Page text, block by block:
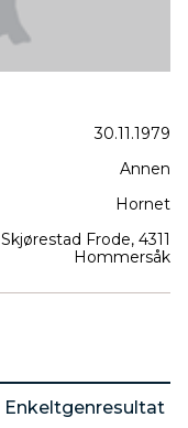
30.11.1979
Annen
Hornet
Skjørestad Frode, 4311
Hommersåk
Enkeltgenresultat